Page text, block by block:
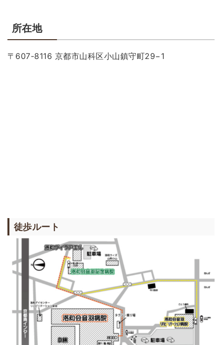
所在地
〒607-8116 京都市山科区小山鎮守町29−1
徒歩ルート